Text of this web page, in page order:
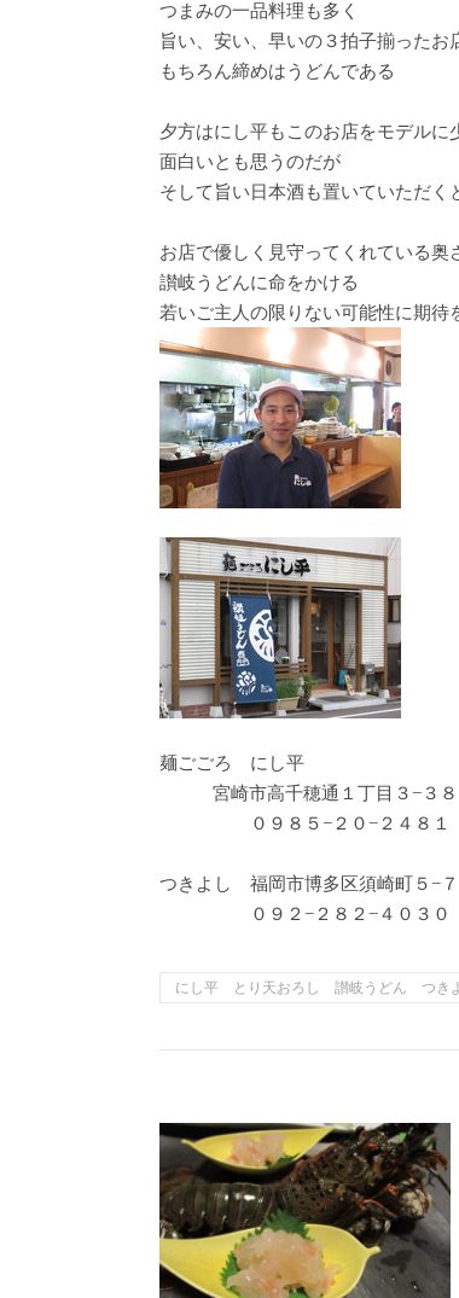
つまみの一品料理も多く
旨い、安い、早いの３拍子揃ったお
もちろん締めはうどんである
夕方はにし平もこのお店をモデルに
面白いとも思うのだが
そして旨い日本酒も置いていただく
お店で優しく見守ってくれている奥
讃岐うどんに命をかける
若いご主人の限りない可能性に期待
麺ごごろ にし平
宮崎市高千穂通１丁目３−３８
０９８５−２０−２４８１
つきよし 福岡市博多区須崎町５−７
０９２−２８２−４０３０
にし平 とり天おろし 讃岐うどん つき